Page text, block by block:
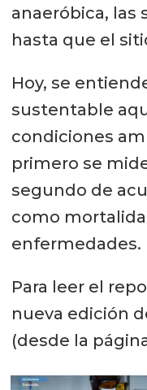
anaeróbica, las
hasta que el
Hoy, se
sustentable
condiciones
primero se
segundo de
como
enfermedades.
Para leer el
nueva edición
(desde la